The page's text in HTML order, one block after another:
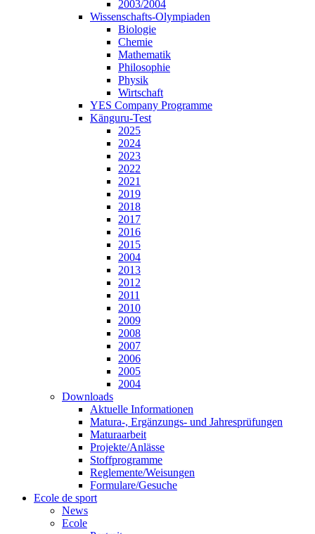
2003/2004
Wissenschafts-Olympiaden
Biologie
Chemie
Mathematik
Philosophie
Physik
Wirtschaft
YES Company Programme
Känguru-Test
2025
2024
2023
2022
2021
2019
2018
2017
2016
2015
2004
2013
2012
2011
2010
2009
2008
2007
2006
2005
2004
Downloads
Aktuelle Informationen
Matura-, Ergänzungs- und Jahresprüfungen
Maturaarbeit
Projekte/Anlässe
Stoffprogramme
Reglemente/Weisungen
Formulare/Gesuche
Ecole de sport
News
Ecole